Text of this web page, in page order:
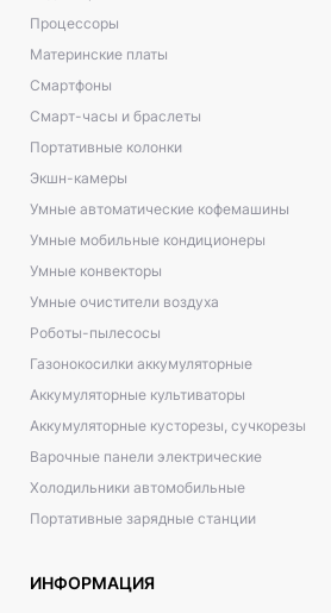
Процессоры
Материнские платы
Смартфоны
Смарт-часы и браслеты
Портативные колонки
Экшн-камеры
Умные автоматические кофемашины
Умные мобильные кондиционеры
Умные конвекторы
Умные очистители воздуха
Роботы-пылесосы
Газонокосилки аккумуляторные
Аккумуляторные культиваторы
Аккумуляторные кусторезы, сучкорезы
Варочные панели электрические
Холодильники автомобильные
Портативные зарядные станции
ИНФОРМАЦИЯ